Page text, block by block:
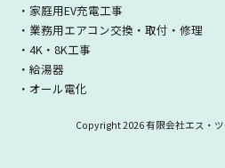
・家庭用EV充電工事
・業務用エアコン交換・取付・修理
・4K・8K工事
・給湯器
・オール電化
Copyright2026 有限会社エス・